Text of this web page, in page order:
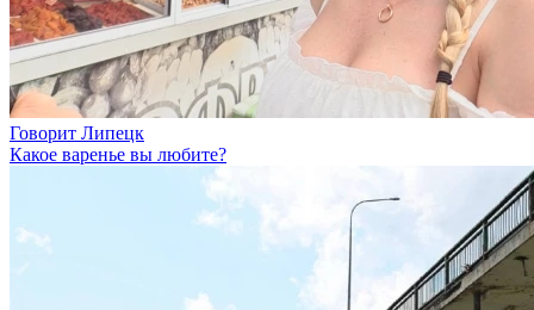
Говорит Липецк
Какое варенье вы любите?